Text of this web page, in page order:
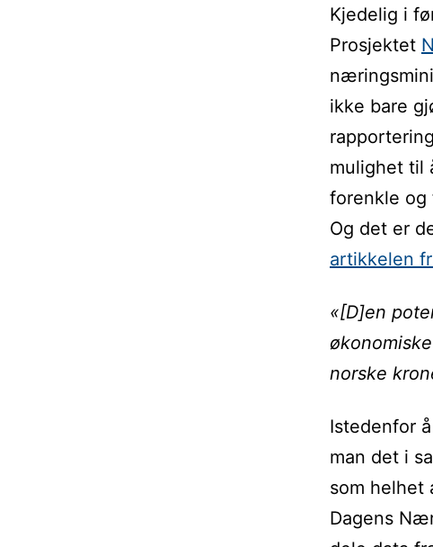
Kjedelig i
Prosjektet
ikke bare
mulighet til
forenkle og
Og det er
artikkelen
«[D]en
norske
Istedenfor
man det i
som helhet
Dagens